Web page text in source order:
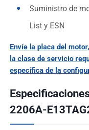
Suministro de
List y ESN
Envíe la placa del
la clase de servicio
específica de la
2206A-